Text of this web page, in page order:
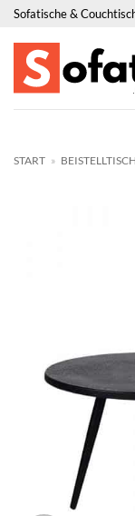
Zum
springen
Sofatische &
START »